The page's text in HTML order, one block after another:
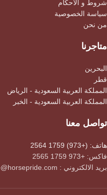
شروط و الأحكام
سياسة الخصوصية
من نحن
متاجرنا
البحرين
قطر
المملكة العربية السعودية - الرياض
المملكة العربية السعودية - الخبر
تواصل معنا
هاتف: (+973) 1759 2564
فاكس: +973 1759 2565
بريد الالكتروني : customercare@horsepride.com